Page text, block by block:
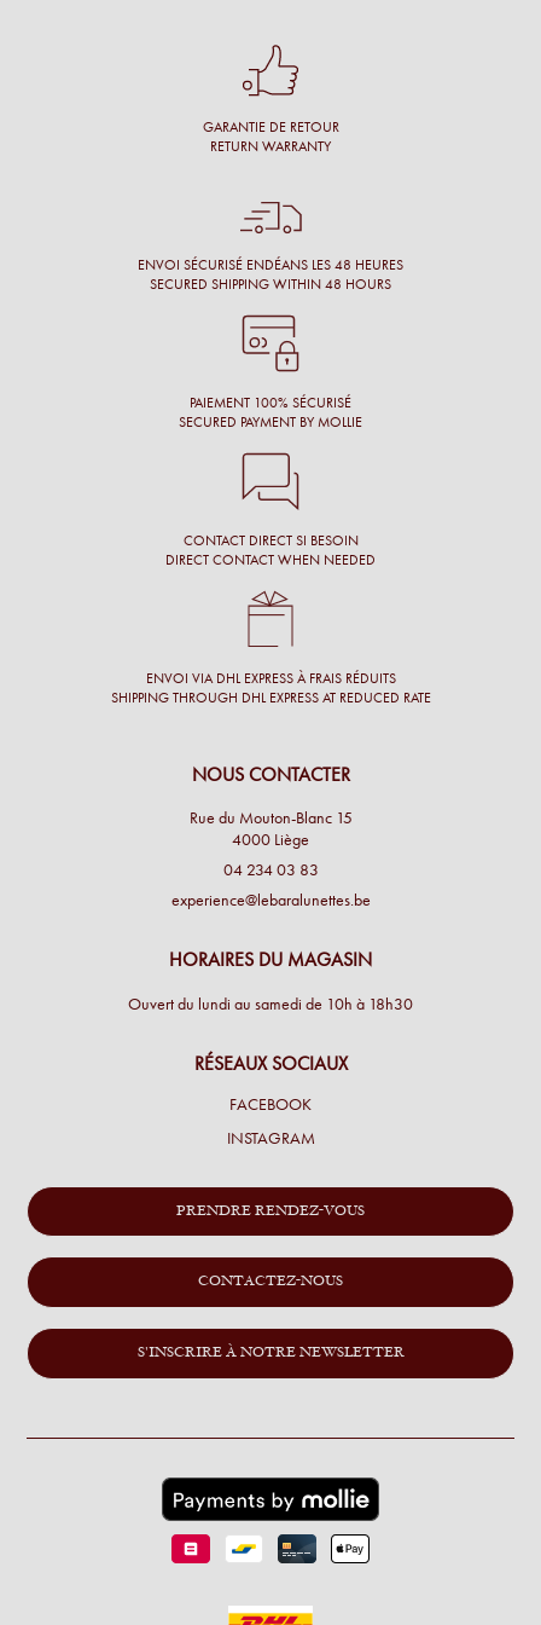
Conseil personnalisé et surtout une proposition de montures
de l’opticien et beaucoup de conscience professionnelle.
Conseil, large choix de montures, originalité des montures.
GARANTIE DE RETOUR
RETURN WARRANTY
ENVOI SÉCURISÉ ENDÉANS LES 48 HEURES
SECURED SHIPPING WITHIN 48 HOURS
PAIEMENT 100% SÉCURISÉ
SECURED PAYMENT BY MOLLIE
CONTACT DIRECT SI BESOIN
DIRECT CONTACT WHEN NEEDED
ENVOI VIA DHL EXPRESS À FRAIS RÉDUITS
SHIPPING THROUGH DHL EXPRESS AT REDUCED RATE
NOUS CONTACTER
Rue du Mouton-Blanc 15
4000 Liège
04 234 03 83
experience@lebaralunettes.be
HORAIRES DU MAGASIN
Ouvert du lundi au samedi de 10h à 18h30
RÉSEAUX SOCIAUX
FACEBOOK
INSTAGRAM
PRENDRE RENDEZ-VOUS
CONTACTEZ-NOUS
S'INSCRIRE À NOTRE NEWSLETTER